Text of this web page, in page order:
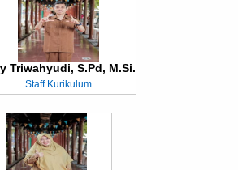
Triwahyudi, S.Pd, M.Si.
Staff Kurikulum